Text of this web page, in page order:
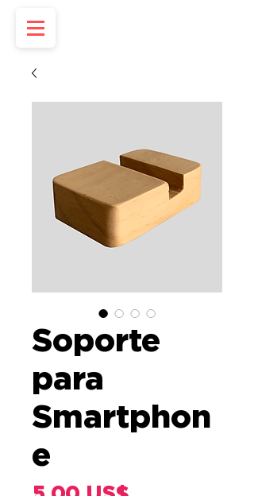
Soporte
para
Smartphon
e